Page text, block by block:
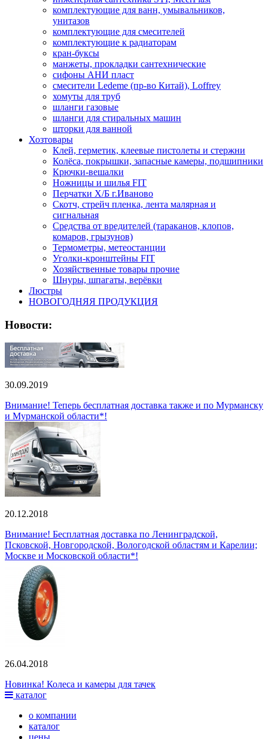
комплектующие для ванн, умывальников,
унитазов
комплектующие для смесителей
комплектующие к радиаторам
кран-буксы
манжеты, прокладки сантехнические
сифоны АНИ пласт
смесители Ledeme (пр-во Китай), Loffrey
хомуты для труб
шланги газовые
шланги для стиральных машин
шторки для ванной
Хозтовары
Клей, герметик, клеевые пистолеты и стержни
Колёса, покрышки, запасные камеры, подшипники
Крючки-вешалки
Ножницы и шилья FIT
Перчатки Х/Б г.Иваново
Скотч, стрейч пленка, лента малярная и
сигнальная
Средства от вредителей (тараканов, клопов,
комаров, грызунов)
Термометры, метеостанции
Уголки-кронштейны FIT
Хозяйственные товары прочие
Шнуры, шпагаты, верёвки
Люстры
НОВОГОДНЯЯ ПРОДУКЦИЯ
Новости:
30.09.2019
Внимание! Теперь бесплатная доставка также и по Мурманску
и Мурманской области*!
20.12.2018
Внимание! Бесплатная доставка по Ленинградской,
Псковской, Новгородской, Вологодской областям и Карелии;
Москве и Московской области*!
26.04.2018
Новинка! Колеса и камеры для тачек
каталог
о компании
каталог